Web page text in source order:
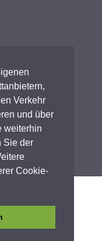
Verkehr
und über
weiterhin
Sie der
Cookie-
Einhaltung
All rights